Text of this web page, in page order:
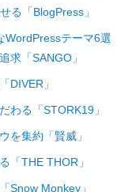
る「BlogPress」
WordPressテーマ6選
求「SANGO」
DIVER」
わる「STORK19」
を集約「賢威」
「THE THOR」
Snow Monkey」